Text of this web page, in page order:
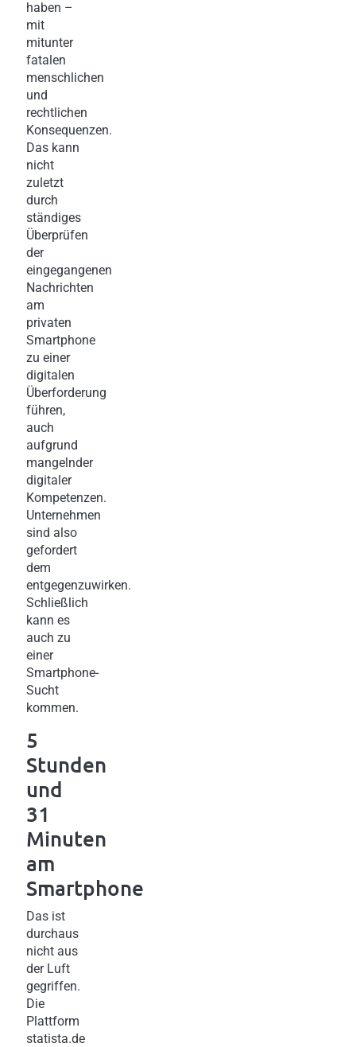
haben –
mit
mitunter
fatalen
menschlichen
und
rechtlichen
Konsequenzen.
Das kann
nicht
zuletzt
durch
ständiges
Überprüfen
der
eingegangenen
Nachrichten
am
privaten
Smartphone
zu einer
digitalen
Überforderung
führen,
auch
aufgrund
mangelnder
digitaler
Kompetenzen.
Unternehmen
sind also
gefordert
dem
entgegenzuwirken.
Schließlich
kann es
auch zu
einer
Smartphone-
Sucht
kommen.
5
Stunden
und
31
Minuten
am
Smartphone
Das ist
durchaus
nicht aus
der Luft
gegriffen.
Die
Plattform
statista.de